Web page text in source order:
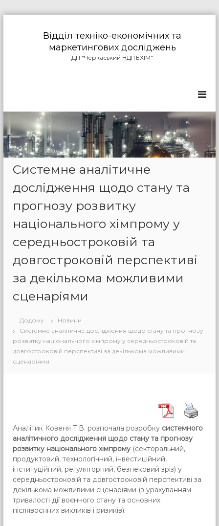
в
і
с
т
Відділ техніко-економічних та
маркетингових досліджень
ДП "Черкаський НДІТЕХІМ"
Системне аналітичне
дослідження щодо стану та
прогнозу розвитку
національного хімпрому у
середньостроковій та
довгостроковій перспективі
за декількома можливими
сценаріями
Додому
Новини
Системне аналітичне дослідження щодо стану та прогнозу
розвитку національного хімпрому у середньостроковій та
довгостроковій перспективі за декількома можливими
сценаріями
Аналітик Ковеня Т.В. розпочала розробку системного
аналітичного дослідження щодо стану та прогнозу
розвитку національного хімпрому (секторальний,
продуктовий, технологічний, інвестиційний,
інституційний, регуляторний, безпековий зріз) у
середньостроковій та довгостроковій перспективі за
декількома можливими сценаріями (з урахуванням
тривалості дії воєнного стану та основних
післявоєнних викликів і ризиків).